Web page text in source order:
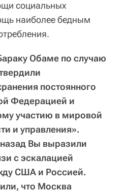
социальных
наиболее бедным
Обаме по случаю
постоянного
Федерацией и
участию в мировой
и управления».
Вы выразили
с эскалацией
США и Россией.
что Москва